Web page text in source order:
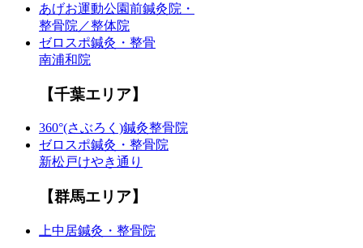
あげお運動公園前鍼灸院・
整骨院／整体院
ゼロスポ鍼灸・整骨
南浦和院
【千葉エリア】
360°(さぶろく)鍼灸整骨院
ゼロスポ鍼灸・整骨院
新松戸けやき通り
【群馬エリア】
上中居鍼灸・整骨院